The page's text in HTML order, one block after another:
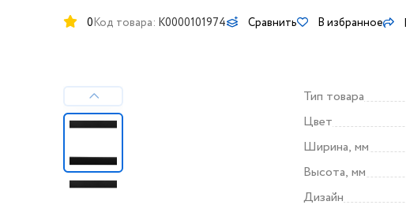
0Код товара: K0000101974 Сравнить В избранное
Тип товара
Цвет
Ширина, мм
Высота, мм
Дизайн